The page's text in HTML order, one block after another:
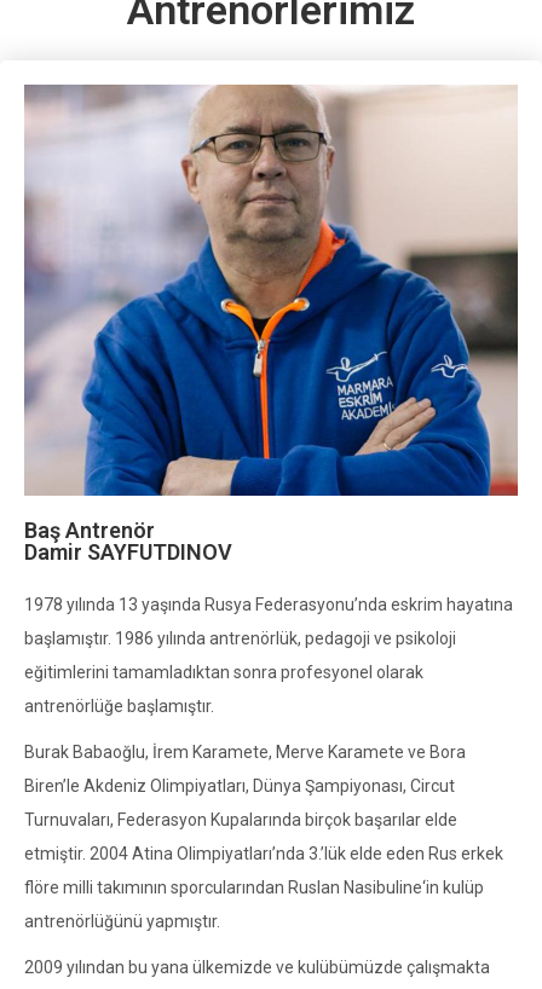
Baş Antrenör
Damir SAYFUTDINOV
1978 yılında 13 yaşında Rusya Federasyonu’nda eskrim hayatına
başlamıştır. 1986 yılında antrenörlük, pedagoji ve psikoloji
eğitimlerini tamamladıktan sonra profesyonel olarak
antrenörlüğe başlamıştır.
Burak Babaoğlu, İrem Karamete, Merve Karamete ve Bora
Biren’le Akdeniz Olimpiyatları, Dünya Şampiyonası, Circut
Turnuvaları, Federasyon Kupalarında birçok başarılar elde
etmiştir. 2004 Atina Olimpiyatları’nda 3.’lük elde eden Rus erkek
flöre milli takımının sporcularından Ruslan Nasibuline‘in kulüp
antrenörlüğünü yapmıştır.
2009 yılından bu yana ülkemizde ve kulübümüzde çalışmakta